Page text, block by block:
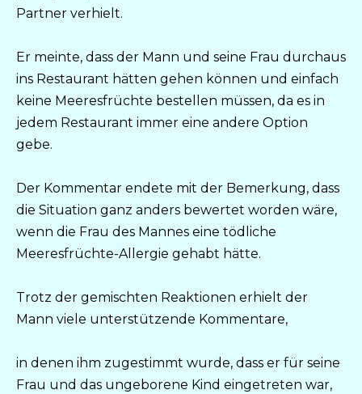
Partner verhielt.
Er meinte, dass der Mann und seine Frau durchaus
ins Restaurant hätten gehen können und einfach
keine Meeresfrüchte bestellen müssen, da es in
jedem Restaurant immer eine andere Option
gebe.
Der Kommentar endete mit der Bemerkung, dass
die Situation ganz anders bewertet worden wäre,
wenn die Frau des Mannes eine tödliche
Meeresfrüchte-Allergie gehabt hätte.
Trotz der gemischten Reaktionen erhielt der
Mann viele unterstützende Kommentare,
in denen ihm zugestimmt wurde, dass er für seine
Frau und das ungeborene Kind eingetreten war,